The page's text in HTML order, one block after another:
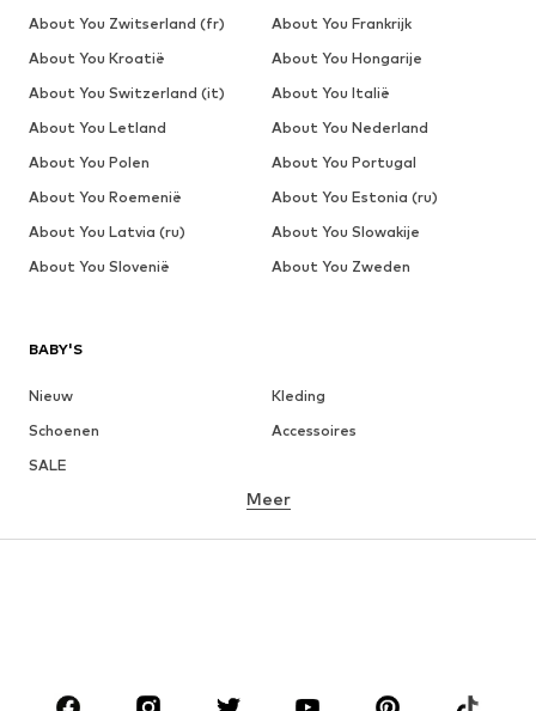
BABY'S
Nieuw
Kleding
Schoenen
Accessoires
SALE
Meer
About You Zwitserland (fr)
About You Frankrijk
About You Kroatië
About You Hongarije
About You Switzerland (it)
About You Italië
About You Letland
About You Nederland
About You Polen
About You Portugal
About You Roemenië
About You Estonia (ru)
About You Latvia (ru)
About You Slowakije
About You Slovenië
About You Zweden